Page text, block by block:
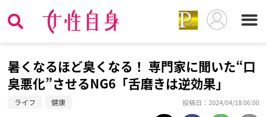
暑くなるほど臭くなる！ 専門家に聞いた“口
臭悪化”させるNG6「舌磨きは逆効果」
ライフ 健康 投稿日：2024/04/18 06:00